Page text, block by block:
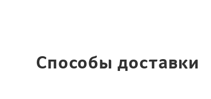
Способы доставки